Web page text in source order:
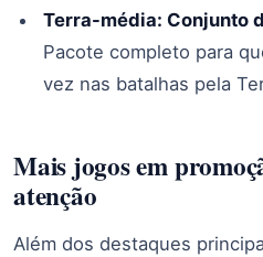
Terra-média: Conjunto
Pacote completo para
vez nas batalhas pela
Mais jogos em
atenção
Além dos destaques